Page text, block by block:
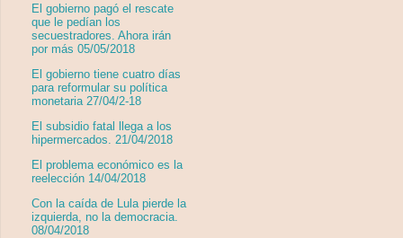
El gobierno pagó el rescate
que le pedían los
secuestradores. Ahora irán
por más 05/05/2018
El gobierno tiene cuatro días
para reformular su política
monetaria 27/04/2-18
El subsidio fatal llega a los
hipermercados. 21/04/2018
El problema económico es la
reelección 14/04/2018
Con la caída de Lula pierde la
izquierda, no la democracia.
08/04/2018